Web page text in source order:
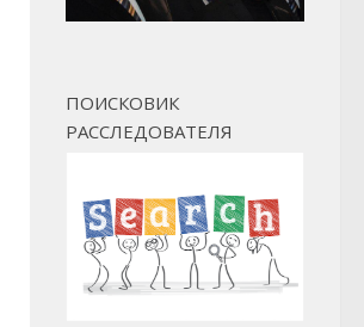
ПОИСКОВИК
РАССЛЕДОВАТЕЛЯ